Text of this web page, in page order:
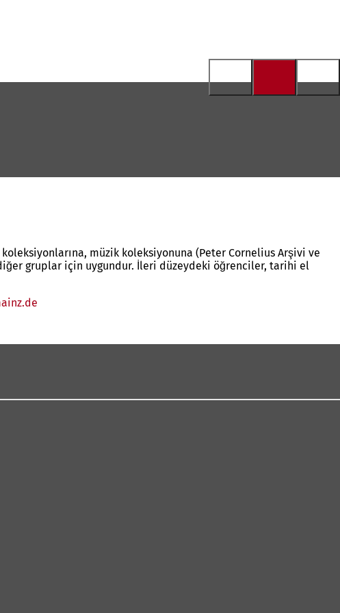
müzik koleksiyonuna (Peter Cornelius Arşivi ve
gruplar için uygundur. İleri düzeydeki öğrenciler, tarihi el
de